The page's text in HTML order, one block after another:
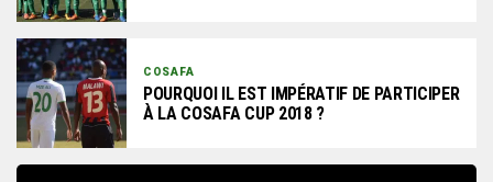
COSAFA
POURQUOI IL EST IMPÉRATIF DE PARTICIPER
À LA COSAFA CUP 2018 ?